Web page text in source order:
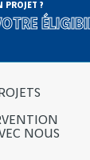
PROJET ?
NOUS